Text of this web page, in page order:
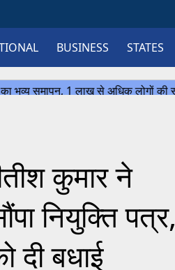
BUSINESS STATES
कुमार ने
नियुक्ति पत्र,
दी बधाई